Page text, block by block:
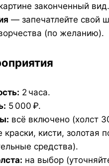
законченный вид.
— запечатлейте свой
(по желанию).
2 часа.
5 000 ₽.
всё включено (холст
краски, кисти, золотая
средства).
на выбор